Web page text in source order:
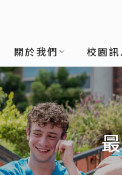
關於我們 校園訊